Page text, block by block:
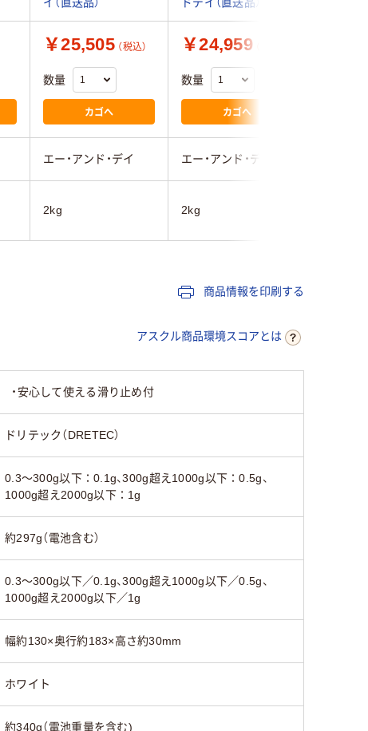
￥25,505 （税込）
数量
カゴへ
￥24,959
数量
カゴへ
エー・アンド・デイ エー・アンド・デイ
2kg 2kg
商品情報を印刷する
アスクル商品環境スコアとは
・安心して使える滑り止め付
ドリテック（DRETEC）
0.3～300g以下：0.1g、300g超え1000g以下：0.5g、
1000g超え2000g以下：1g
約297g（電池含む）
0.3～300g以下／0.1g、300g超え1000g以下／0.5g、
1000g超え2000g以下／1g
幅約130×奥行約183×高さ約30mm
ホワイト
約340g（電池重量を含む)